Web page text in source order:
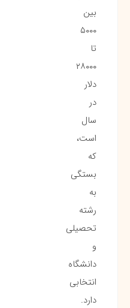
بین
۵۰۰۰
تا
۲۸۰۰۰
دلار
در
سال
است،
که
بستگی
به
رشته
تحصیلی
و
دانشگاه
انتخابی
دارد.